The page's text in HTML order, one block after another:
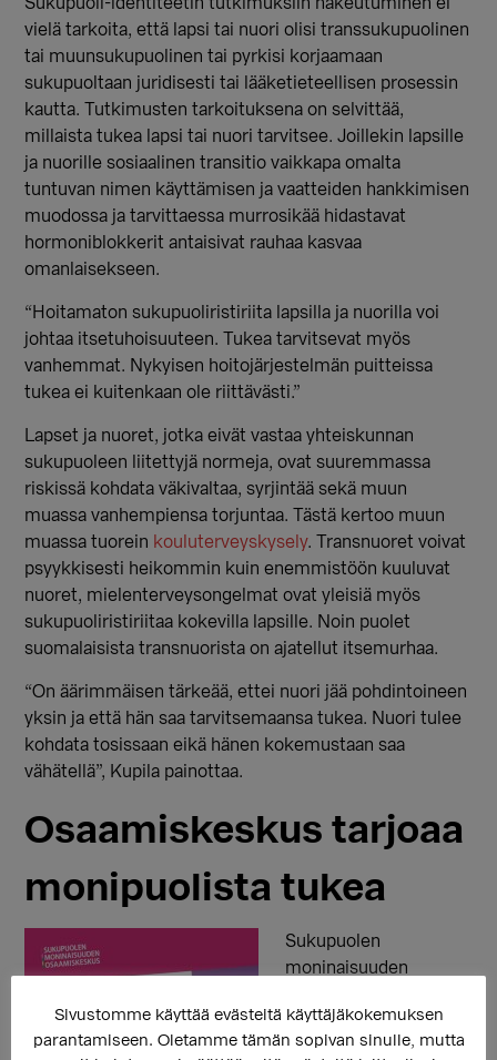
Sukupuoli-identiteetin tutkimuksiin hakeutuminen ei
vielä tarkoita, että lapsi tai nuori olisi transsukupuolinen
tai muunsukupuolinen tai pyrkisi korjaamaan
sukupuoltaan juridisesti tai lääketieteellisen prosessin
kautta. Tutkimusten tarkoituksena on selvittää,
millaista tukea lapsi tai nuori tarvitsee. Joillekin lapsille
ja nuorille sosiaalinen transitio vaikkapa omalta
tuntuvan nimen käyttämisen ja vaatteiden hankkimisen
muodossa ja tarvittaessa murrosikää hidastavat
hormoniblokkerit antaisivat rauhaa kasvaa
omanlaisekseen.
“Hoitamaton sukupuoliristiriita lapsilla ja nuorilla voi
johtaa itsetuhoisuuteen. Tukea tarvitsevat myös
vanhemmat. Nykyisen hoitojärjestelmän puitteissa
tukea ei kuitenkaan ole riittävästi.”
Lapset ja nuoret, jotka eivät vastaa yhteiskunnan
sukupuoleen liitettyjä normeja, ovat suuremmassa
riskissä kohdata väkivaltaa, syrjintää sekä muun
muassa vanhempiensa torjuntaa. Tästä kertoo muun
muassa tuorein kouluterveyskysely. Transnuoret voivat
psyykkisesti heikommin kuin enemmistöön kuuluvat
nuoret, mielenterveysongelmat ovat yleisiä myös
sukupuoliristiriitaa kokevilla lapsille. Noin puolet
suomalaisista transnuorista on ajatellut itsemurhaa.
“On äärimmäisen tärkeää, ettei nuori jää pohdintoineen
yksin ja että hän saa tarvitsemaansa tukea. Nuori tulee
kohdata tosissaan eikä hänen kokemustaan saa
vähätellä”, Kupila painottaa.
Osaamiskeskus tarjoaa
monipuolista tukea
Sukupuolen
moninaisuuden
sekä henkilökohtaista
neuvontaa että
Sivustomme käyttää evästeitä käyttäjäkokemuksen
parantamiseen. Oletamme tämän sopivan sinulle, mutta